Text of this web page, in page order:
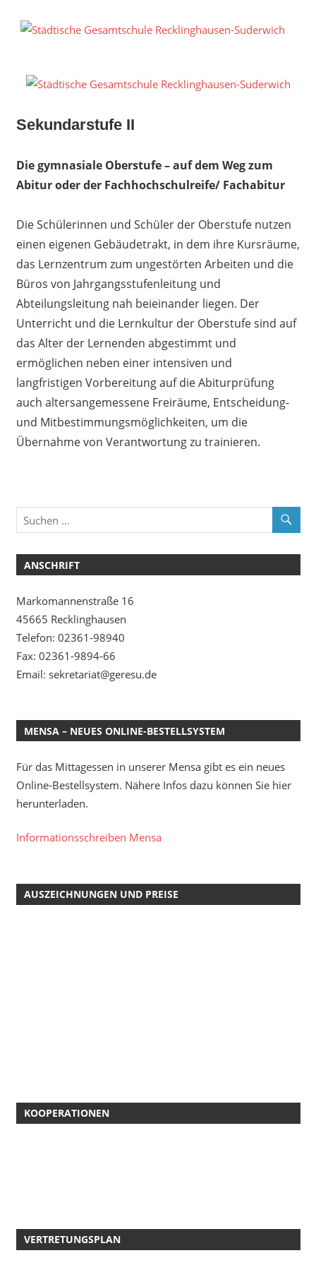
Inhalt
Sekundarstufe II
Die gymnasiale Oberstufe – auf dem Weg zum
Abitur oder der Fachhochschulreife/ Fachabitur
Die Schülerinnen und Schüler der Oberstufe nutzen
einen eigenen Gebäudetrakt, in dem ihre Kursräume,
das Lernzentrum zum ungestörten Arbeiten und die
Büros von Jahrgangsstufenleitung und
Abteilungsleitung nah beieinander liegen. Der
Unterricht und die Lernkultur der Oberstufe sind auf
das Alter der Lernenden abgestimmt und
ermöglichen neben einer intensiven und
langfristigen Vorbereitung auf die Abiturprüfung
auch altersangemessene Freiräume, Entscheidung-
und Mitbestimmungsmöglichkeiten, um die
Übernahme von Verantwortung zu trainieren.
ANSCHRIFT
Markomannenstraße 16
45665 Recklinghausen
Telefon: 02361-98940
Fax: 02361-9894-66
Email: sekretariat@geresu.de
MENSA – NEUES ONLINE-BESTELLSYSTEM
Für das Mittagessen in unserer Mensa gibt es ein neues
Online-Bestellsystem. Nähere Infos dazu können Sie hier
herunterladen.
Informationsschreiben Mensa
AUSZEICHNUNGEN UND PREISE
KOOPERATIONEN
VERTRETUNGSPLAN